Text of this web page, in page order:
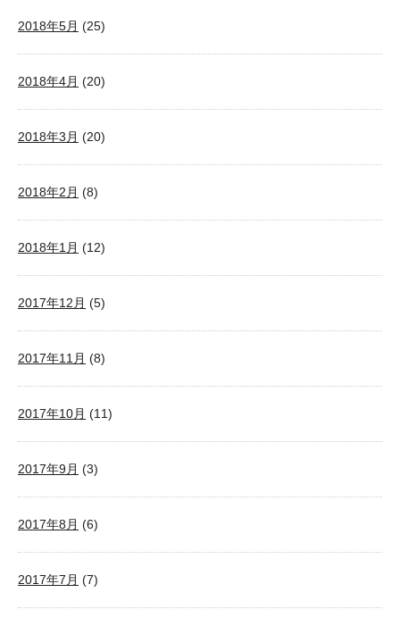
2018年5月 (25)
2018年4月 (20)
2018年3月 (20)
2018年2月 (8)
2018年1月 (12)
2017年12月 (5)
2017年11月 (8)
2017年10月 (11)
2017年9月 (3)
2017年8月 (6)
2017年7月 (7)